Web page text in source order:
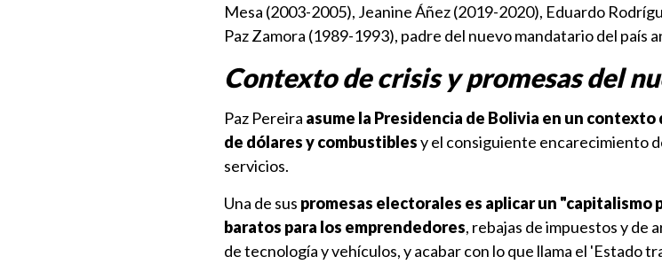
Mesa (2003-2005), Jeanine Áñez (2019-2020), Eduardo
Paz Zamora (1989-1993), padre del nuevo mandatario del país
Contexto de crisis y promesas del
Paz Pereira asume la Presidencia de Bolivia en un contexto
de dólares y combustiblesy el consiguiente encarecimiento
servicios.
Una de sus promesas electorales es aplicar un "capitalismo
baratos para los emprendedores, rebajas de impuestos y de
de tecnología y vehículos, y acabar con lo que llama el 'Estado